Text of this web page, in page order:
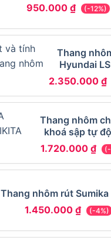
950.000₫ (-12%)
Thang
Hyundai
2.350.000 ₫
Thang nhôm
khoá sập tự
NIKITA
1.720.000 ₫
Thang nhôm rút
1.450.000 ₫ (-4%)